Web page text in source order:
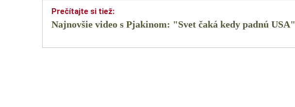
Najnovšie video s Pjakinom: "Svet čaká kedy padnú USA"